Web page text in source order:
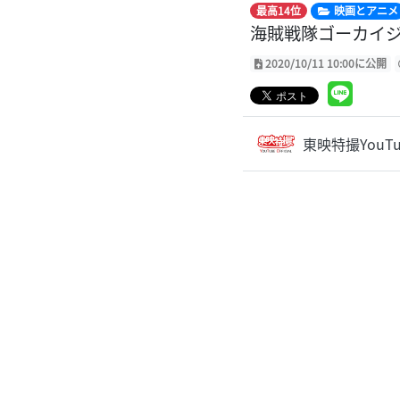
最高14位 映画とアニメ
海賊戦隊ゴーカイ
2020/10/11 10:00に公開
東映特撮